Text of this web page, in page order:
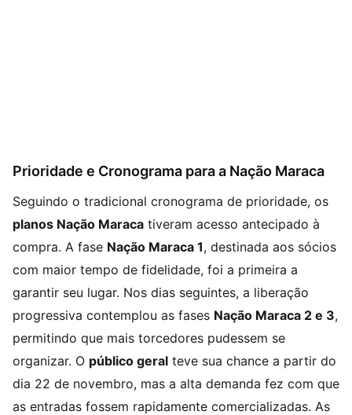
Prioridade e Cronograma para a Nação Maraca
Seguindo o tradicional cronograma de prioridade, os
planos Nação Maraca tiveram acesso antecipado à
compra. A fase Nação Maraca 1, destinada aos sócios
com maior tempo de fidelidade, foi a primeira a
garantir seu lugar. Nos dias seguintes, a liberação
progressiva contemplou as fases Nação Maraca 2 e 3,
permitindo que mais torcedores pudessem se
organizar. O público geral teve sua chance a partir do
dia 22 de novembro, mas a alta demanda fez com que
as entradas fossem rapidamente comercializadas. As